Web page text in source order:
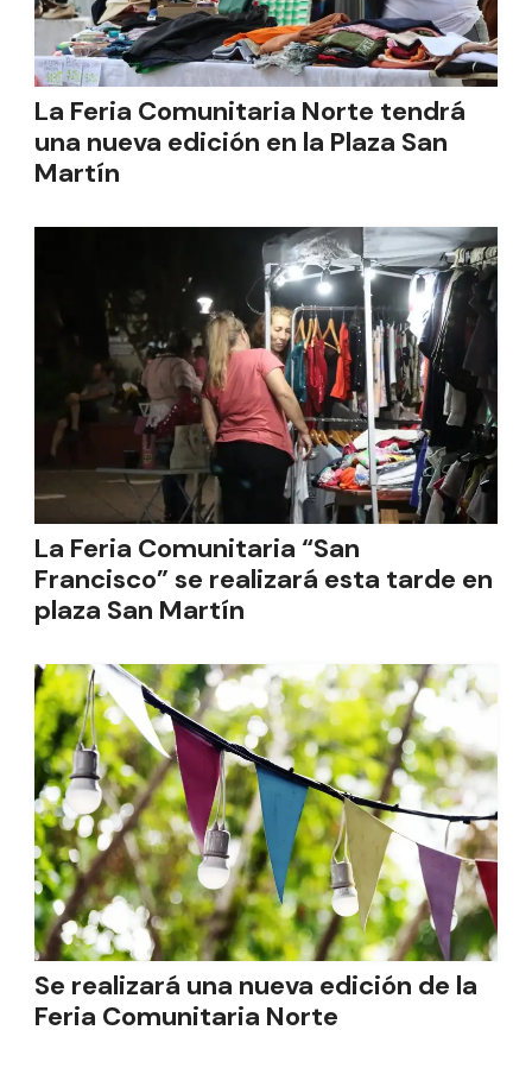
La Feria Comunitaria Norte tendrá
una nueva edición en la Plaza San
Martín
La Feria Comunitaria “San
Francisco” se realizará esta tarde en
plaza San Martín
Se realizará una nueva edición de la
Feria Comunitaria Norte